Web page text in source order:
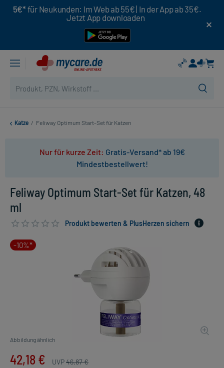
5€* für Neukunden: Im Web ab 55€ | In der App ab 35€.
Jetzt App downloaden
Katze / Feliway Optimum Start-Set für Katzen
Nur für kurze Zeit: Gratis-Versand* ab 19€
Mindestbestellwert!
Feliway Optimum Start-Set für Katzen, 48
ml
Produkt bewerten & PlusHerzen sichern
-10%*
Abbildung ähnlich
42,18 € UVP46,87 €